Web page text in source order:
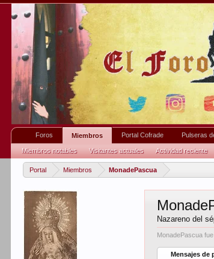
Portal Miembros MonadePascua
Nazareno del
MonadePascua
Mensajes de
Foros Miembros
Miembros notables Visitantes actuales Actividad reciente
Portal Cofrade Pulseras